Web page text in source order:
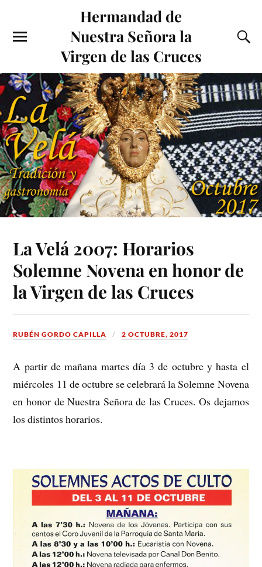
Hermandad de
Nuestra Señora la
Virgen de las Cruces
La Velá 2007: Horarios
Solemne Novena en honor de
la Virgen de las Cruces
RUBÉN GORDO CAPILLA 2 OCTUBRE, 2017
A partir de mañana martes día 3 de octubre y hasta el
miércoles 11 de octubre se celebrará la Solemne Novena
en honor de Nuestra Señora de las Cruces. Os dejamos
los distintos horarios.